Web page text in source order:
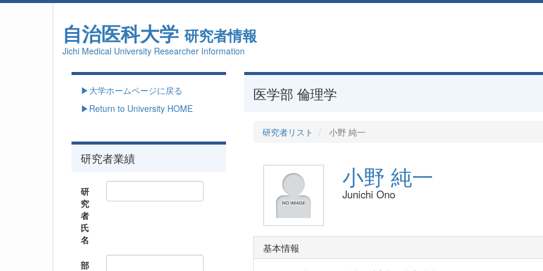
自治医科大学 研究者情報
Jichi Medical University Researcher Information
医学部 倫理学
研究者リスト 小野 純一
小野 純一
Junichi Ono
基本情報
▶大学ホームページに戻る
▶Return to University HOME
研究者業績
研
究
者
氏
名
部